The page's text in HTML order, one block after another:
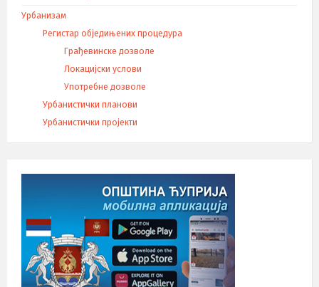
Урбанизам
Регистар обједињених процедура
Грађевинске дозволе
Локацијски услови
Употребне дозволе
Урбанистички планови
Урбанистички пројекти